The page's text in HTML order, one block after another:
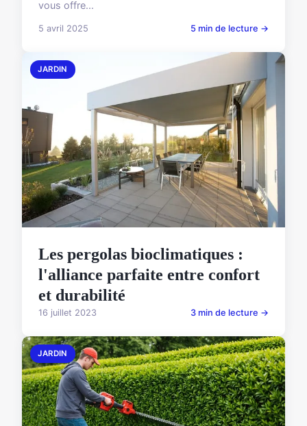
vous offre...
5 avril 2025 5 min de lecture →
JARDIN
Les pergolas bioclimatiques :
l'alliance parfaite entre confort
et durabilité
16 juillet 2023 3 min de lecture →
JARDIN